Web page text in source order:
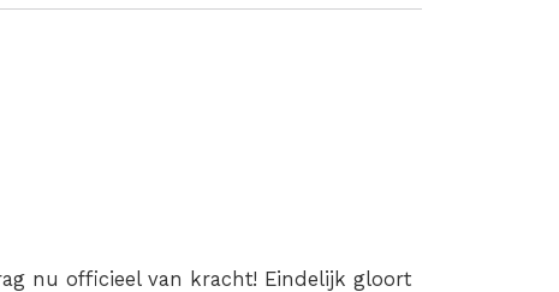
nu officieel van kracht! Eindelijk gloort